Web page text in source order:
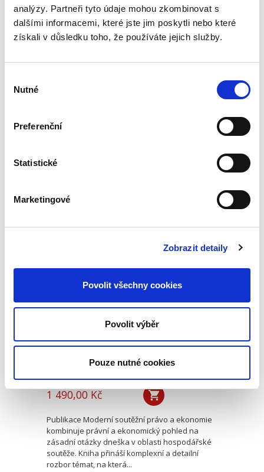
analýzy. Partneři tyto údaje mohou zkombinovat s
dalšími informacemi, které jste jim poskytli nebo které
získali v důsledku toho, že používáte jejich služby.
souhlasu
Nutné
Preferenční
Statistické
Marketingové
Zobrazit detaily
Povolit všechny cookies
Povolit výběr
Pouze nutné cookies
Transpozice
nepřenosné části
rodičovské
Lucie Přenosilová
směrnice Evropského parlamentu a Rady (EU)
1 490,00 Kč
Publikace Moderní soutěžní právo a ekonomie
kombinuje právní a ekonomický pohled na
zásadní otázky dneška v oblasti hospodářské
soutěže. Kniha přináší komplexní a detailní
rozbor témat, na která...